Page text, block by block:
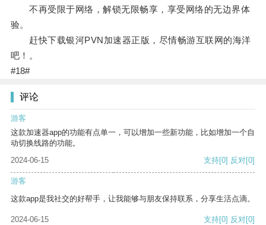
不再受限于网络，解锁无限畅享，享受网络的无边界体
验。
赶快下载银河PVN加速器正版，尽情畅游互联网的海洋
吧！。
#18#
评论
游客
这款加速器app的功能有点单一，可以增加一些新功能，比如增加一个自
动切换线路的功能。
2024-06-15
支持[0] 反对[0]
游客
这款app是我社交的好帮手，让我能够与朋友保持联系，分享生活点滴。
2024-06-15 支持[0] 反对[0]